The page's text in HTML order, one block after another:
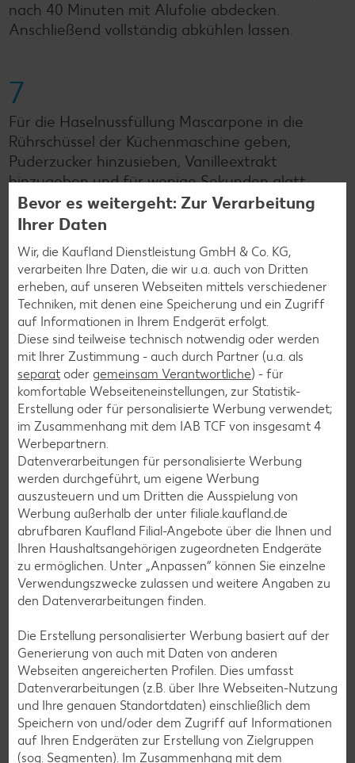
nach 40 Minuten mit Alufolie abdecken.
Anschließend vollständig abkühlen lassen.
7
Für die Haselnussfüllung Mascarpone in die
Rührschüssel der Küchenmaschine geben,
Puderzucker hinzusieben, Vanilleextrakt
hinzugeben und für wenige Sekunden glatt
rühren. Kalte Schlagsahne hinzugeben und steif
schlagen. Währenddessen Sahnefest einrieseln
Weiterverarbeitung kühl stellen.
8
Für die Buttercreme Butter mithilfe der
Küchenmaschine 8 bis 10 Minuten lang hellcremig
schlagen. Kondensmilch und Vanilleextrakt
hinzufügen und weitere 3 Minuten mixen.
Buttercreme bis zur Weiterverarbeitung bei
Zimmertemperatur stehen lassen.
9
Für die Zusammensetzung der Torte beide
Böden jeweils zweimal durchschneiden. Die
untere Etage nacheinander schichten. Dafür den
Tortenring um den Boden herum spannen.
füllen.
10
Je zwei Reihen der Buttercreme am äußeren
Rand des Tortenringes aufspritzen. Die Mulde mit
Bevor es weitergeht: Zur Verarbeitung
Ihrer Daten
Wir, die Kaufland Dienstleistung GmbH & Co. KG,
verarbeiten Ihre Daten, die wir u.a. auch von Dritten
erheben, auf unseren Webseiten mittels verschiedener
Techniken, mit denen eine Speicherung und ein Zugriff
auf Informationen in Ihrem Endgerät erfolgt.
Diese sind teilweise technisch notwendig oder werden
mit Ihrer Zustimmung - auch durch Partner (u.a. als
separat oder gemeinsam Verantwortliche) - für
komfortable Webseiteneinstellungen, zur Statistik-
Erstellung oder für personalisierte Werbung verwendet;
im Zusammenhang mit dem IAB TCF von insgesamt 4
Werbepartnern.
Datenverarbeitungen für personalisierte Werbung
werden durchgeführt, um eigene Werbung
auszusteuern und um Dritten die Ausspielung von
Werbung außerhalb der unter filiale.kaufland.de
abrufbaren Kaufland Filial-Angebote über die Ihnen und
Ihren Haushaltsangehörigen zugeordneten Endgeräte
zu ermöglichen. Unter „Anpassen“ können Sie einzelne
Verwendungszwecke zulassen und weitere Angaben zu
den Datenverarbeitungen finden.
Die Erstellung personalisierter Werbung basiert auf der
Generierung von auch mit Daten von anderen
Webseiten angereicherten Profilen. Dies umfasst
Datenverarbeitungen (z.B. über Ihre Webseiten-Nutzung
und Ihre genauen Standortdaten) einschließlich dem
Speichern von und/oder dem Zugriff auf Informationen
auf Ihren Endgeräten zur Erstellung von Zielgruppen
(sog. Segmenten). Im Zusammenhang mit dem